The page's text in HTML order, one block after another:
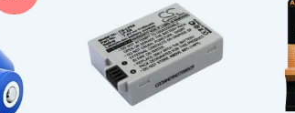
VIXIA Mini X